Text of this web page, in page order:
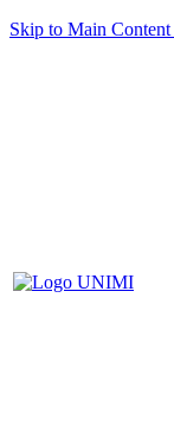
Skip to Main Content